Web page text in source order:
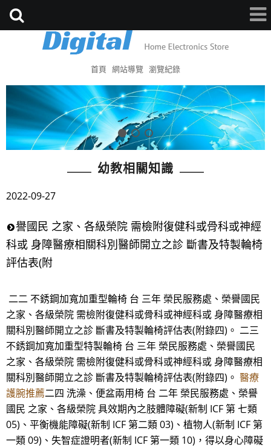
首頁 網站導覽 瀏覽紀錄
幼教相關知識
2022-09-27
譽國民 之家、各級榮院 需檢附復健科或骨科或神經
科或 身障醫療相關科別醫師開立之診 斷書及特製輪椅
評估表(附
二二 不銹鋼加寬加重型輪椅 台 三年 榮民服務處、榮譽國民
之家、各級榮院 需檢附復健科或骨科或神經科或 身障醫療相
關科別醫師開立之診 斷書及特製輪椅評估表(附錄四)。 二三
不銹鋼加寬加重型特製輪椅 台 三年 榮民服務處、榮譽國民
之家、各級榮院 需檢附復健科或骨科或神經科或 身障醫療相
關科別醫師開立之診 斷書及特製輪椅評估表(附錄四)。 醫療
護腕推薦二四 洗澡、便盆兩用椅 台 二年 榮民服務處、榮譽
國民 之家、各級榮院 具效期內之肢體障礙(新制 ICF 第 七類
05)、平衡機能障礙(新制 ICF 第二類 03)、植物人(新制 ICF 第
一類 09)、失智症證明者(新制 ICF 第一類 10)，得以身心障礙